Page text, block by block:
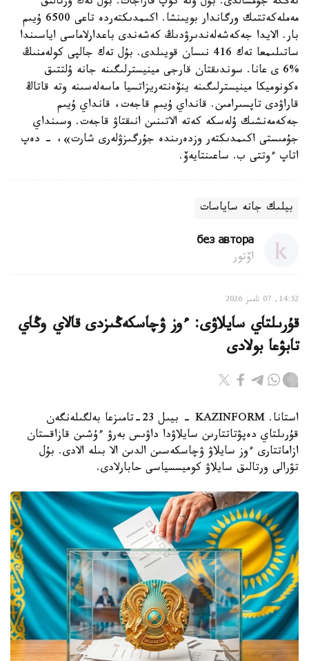
مەملەكەتتىك ورگاندار بويىنشا. اكىمدىكتەردە تاعى 6500 ۇيىم
بار. الايدا جەكەشەلەندىرۋدىڭ كەشەندى باعدارلاماسى اياسىندا
ساتىلىمعا تەك 416 نىسان قويىلدى. بۇل تەك جالپى كولەمنىڭ
%6 ى عانا. سوندىقتان قارجى مينيسترلىگىنە جانە ۇلتتىق
ەكونوميكا مينيسترلىگىنە ينۆەنتەريزاتسيا ماسەلەسىنە وتە قاتاڭ
قاراۋدى تاپسىرامىن. قانداي ۇيىم قاجەت، قانداي ۇيىم
جەكەمەنشىك ۇلەسكە كەتە الاتىنىن انىقتاۋ قاجەت. وسىنداي
جۇمىستى اكىمدىكتەر وزدەرىندە جۇرگىزۋلەرى شارت»، - دەپ
اتاپ ءوتتى ب. ساعىنتايەۆ.
بيلىك جانە ساياسات
без автора
اۆتور
14:52, 07 تامىز 2026
قۇرىلتاي سايلاۋى: ءوز ۋچاسكەڭىزدى قالاي وڭاي
تابۋعا بولادى
استانا. KAZINFORM - بيىل 23-تامىزعا بەلگىلەنگەن
قۇرىلتاي دەپۋتاتتارىن سايلاۋدا داۋىس بەرۋ ءۇشىن قازاقستان
ازاماتتارى ءوز سايلاۋ ۋچاسكەسىن الدىن الا بىلە الادى. بۇل
تۋرالى ورتالىق سايلاۋ كوميسسياسى حابارلادى.